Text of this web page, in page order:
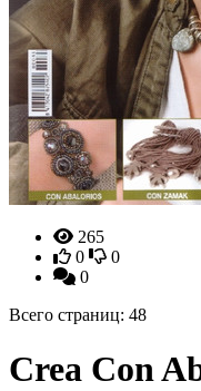
265
0
0
0
Всего страниц: 48
Crea Con